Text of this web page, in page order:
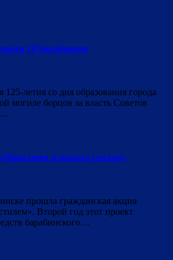
20 барабинцев
летия со дня образования города
могиле борцов за власть Советов
площадь стилем»
прошла гражданская акция
Второй год этот проект
барабинского…